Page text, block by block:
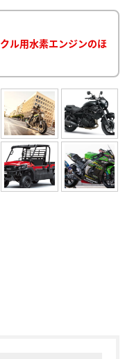
ル用水素エンジンのほ